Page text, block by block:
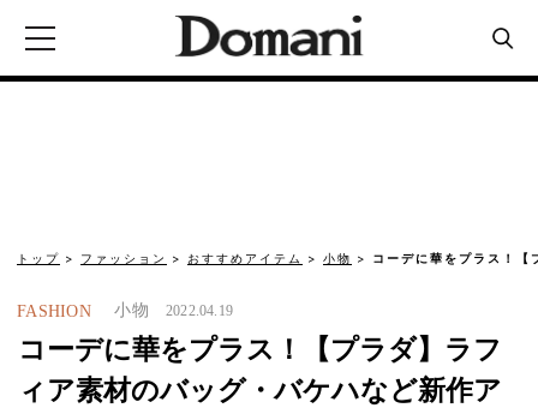
トップ ファッション おすすめアイテム 小物 コーデに華をプラス！
FASHION 小物 2022.04.19
コーデに華をプラス！【プラダ】ラフ
ィア素材のバッグ・バケハなど新作ア